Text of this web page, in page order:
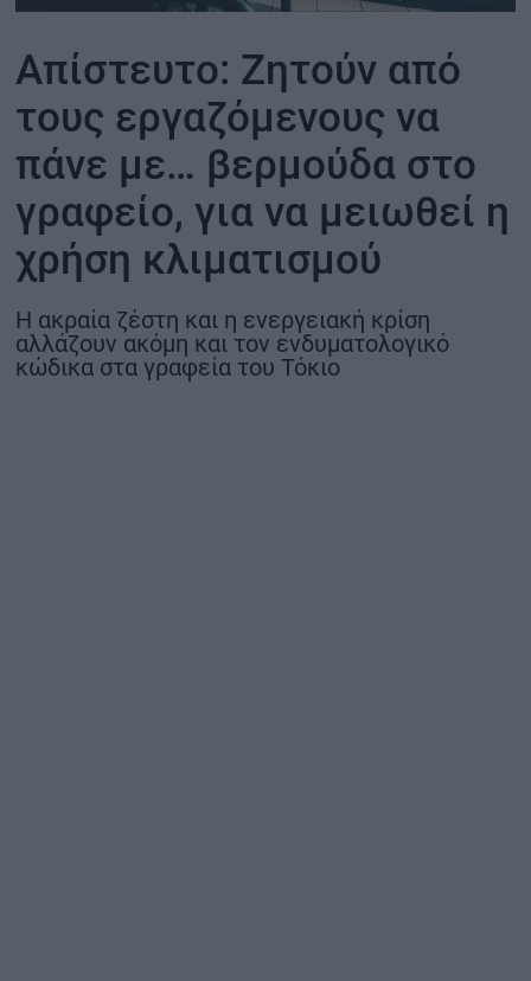
ΟΙΚΟΝΟΜΙΑ - ΕΠΙΧΕΙΡΗΣΕΙΣ
MY PROPERTY
ΚΑΡΑΜΠΟΛΕΣ
ΟΡΟΙ ΧΡΗΣΗΣ
ΕΠΙΚΟΙΝΩΝΙΑ
ΤΑΥΤΟΤΗΤΑ
Απίστευτο: Ζητούν από
τους εργαζόμενους να
πάνε με… βερμούδα στο
γραφείο, για να μειωθεί η
χρήση κλιματισμού
Η ακραία ζέστη και η ενεργειακή κρίση
αλλάζουν ακόμη και τον ενδυματολογικό
κώδικα στα γραφεία του Τόκιο